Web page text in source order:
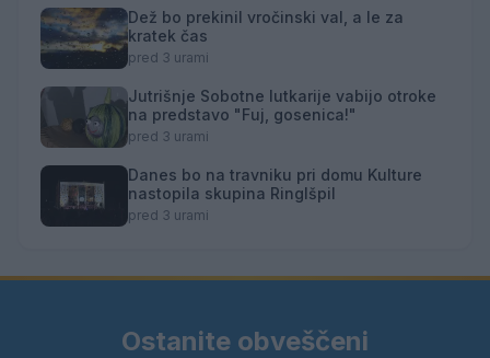
Dež bo prekinil vročinski val, a le za
kratek čas
pred 3 urami
Jutrišnje Sobotne lutkarije vabijo otroke
na predstavo "Fuj, gosenica!"
pred 3 urami
Danes bo na travniku pri domu Kulture
nastopila skupina Ringlšpil
pred 3 urami
Ostanite obveščeni